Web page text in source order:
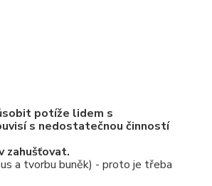
potíže lidem s
s nedostatečnou činností
zahušťovat.
a tvorbu buněk) - proto je třeba